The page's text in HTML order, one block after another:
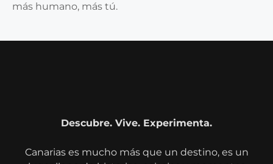
más humano, más tú.
Descubre. Vive. Experimenta.
Canarias es mucho más que un destino, es un